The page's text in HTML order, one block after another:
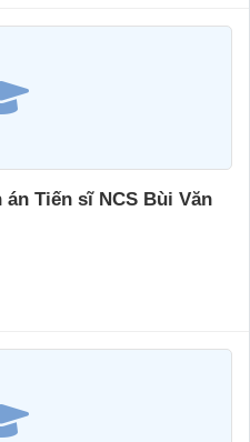
Tiến sĩ NCS Bùi Văn